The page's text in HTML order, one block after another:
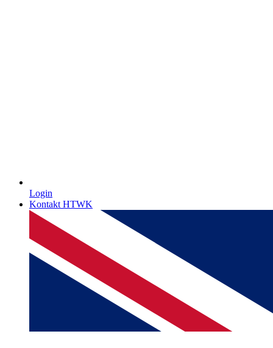
Login
Kontakt HTWK